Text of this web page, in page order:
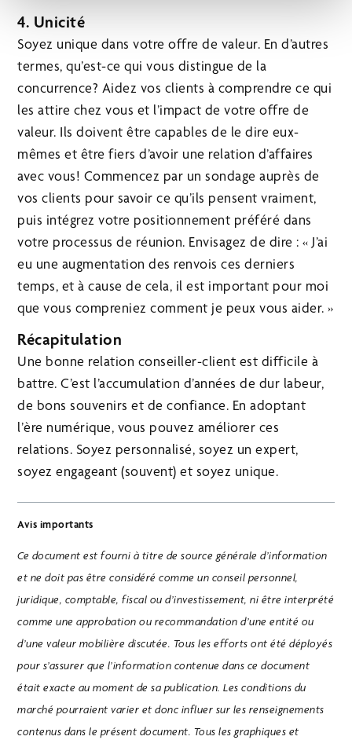
4. Unicité
Soyez unique dans votre offre de valeur. En d’autres
termes, qu’est-ce qui vous distingue de la
concurrence? Aidez vos clients à comprendre ce qui
les attire chez vous et l’impact de votre offre de
valeur. Ils doivent être capables de le dire eux-
mêmes et être fiers d’avoir une relation d’affaires
avec vous! Commencez par un sondage auprès de
vos clients pour savoir ce qu’ils pensent vraiment,
puis intégrez votre positionnement préféré dans
votre processus de réunion. Envisagez de dire : « J’ai
eu une augmentation des renvois ces derniers
temps, et à cause de cela, il est important pour moi
que vous compreniez comment je peux vous aider. »
Récapitulation
Une bonne relation conseiller-client est difficile à
battre. C’est l’accumulation d’années de dur labeur,
de bons souvenirs et de confiance. En adoptant
l’ère numérique, vous pouvez améliorer ces
relations. Soyez personnalisé, soyez un expert,
soyez engageant (souvent) et soyez unique.
Avis importants
Ce document est fourni à titre de source générale d’information
et ne doit pas être considéré comme un conseil personnel,
juridique, comptable, fiscal ou d’investissement, ni être interprété
comme une approbation ou recommandation d’une entité ou
d’une valeur mobilière discutée. Tous les efforts ont été déployés
pour s’assurer que l’information contenue dans ce document
était exacte au moment de sa publication. Les conditions du
marché pourraient varier et donc influer sur les renseignements
contenus dans le présent document. Tous les graphiques et